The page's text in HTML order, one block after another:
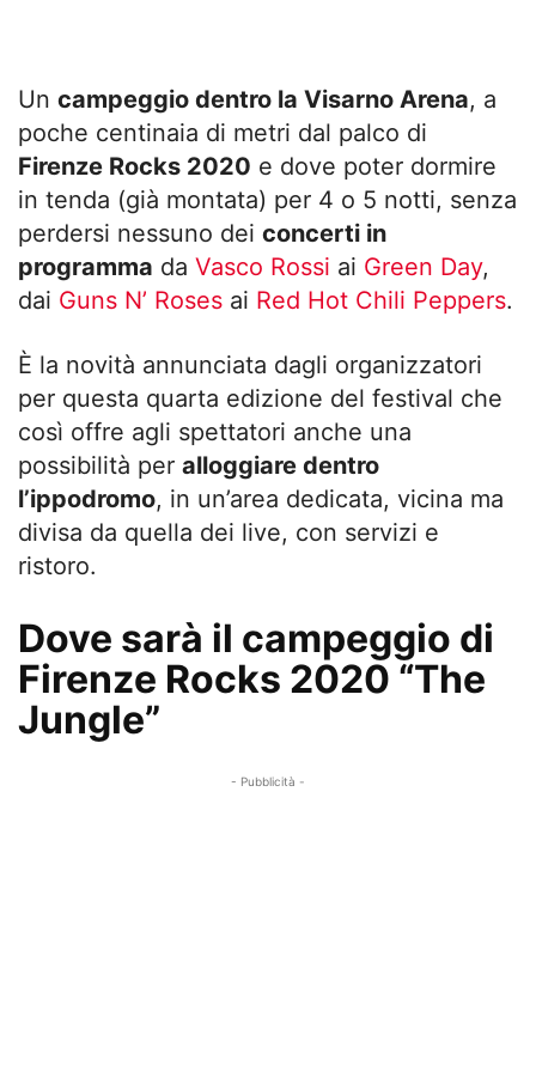
Un campeggio dentro la Visarno Arena, a
poche centinaia di metri dal palco di
Firenze Rocks 2020 e dove poter dormire
in tenda (già montata) per 4 o 5 notti, senza
perdersi nessuno dei concerti in
programma da Vasco Rossi ai Green Day,
dai Guns N’ Roses ai Red Hot Chili Peppers.
È la novità annunciata dagli organizzatori
per questa quarta edizione del festival che
così offre agli spettatori anche una
possibilità per alloggiare dentro
l’ippodromo, in un’area dedicata, vicina ma
divisa da quella dei live, con servizi e
ristoro.
Dove sarà il campeggio di
Firenze Rocks 2020 “The
Jungle”
- Pubblicità -